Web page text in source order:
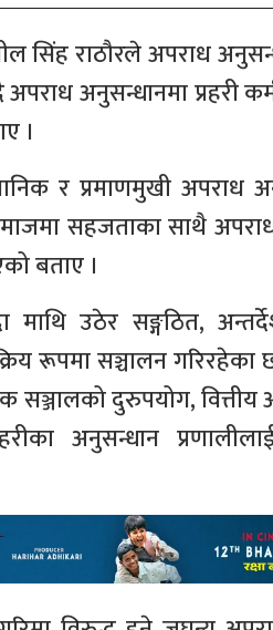
सिंह राठौरले अपराध
अनुसन्धानमा प्रहरी
।
र प्रमाणमुखी अपराध
सहजताका साथै
बताए ।
माथि उठेर सङ्गठित,
रूपमा सञ्चालन
सञ्जालको दुरुपयोग,
अनुसन्धान